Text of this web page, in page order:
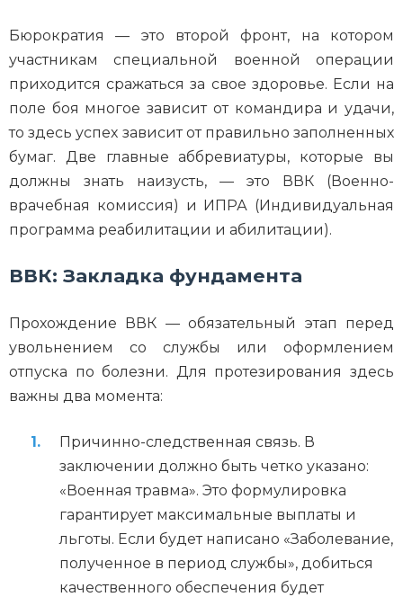
Бюрократия — это второй фронт, на котором
участникам специальной военной операции
приходится сражаться за свое здоровье. Если на
поле боя многое зависит от командира и удачи,
то здесь успех зависит от правильно заполненных
бумаг. Две главные аббревиатуры, которые вы
должны знать наизусть, — это ВВК (Военно-
врачебная комиссия) и ИПРА (Индивидуальная
программа реабилитации и абилитации).
ВВК: Закладка фундамента
Прохождение ВВК — обязательный этап перед
увольнением со службы или оформлением
отпуска по болезни. Для протезирования здесь
важны два момента:
Причинно-следственная связь. В
заключении должно быть четко указано:
«Военная травма». Это формулировка
гарантирует максимальные выплаты и
льготы. Если будет написано «Заболевание,
полученное в период службы», добиться
качественного обеспечения будет